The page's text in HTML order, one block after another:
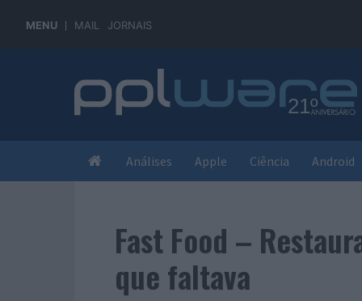
MENU MAIL JORNAIS
Análises Apple Ciência Android
Fast Food –
que faltava